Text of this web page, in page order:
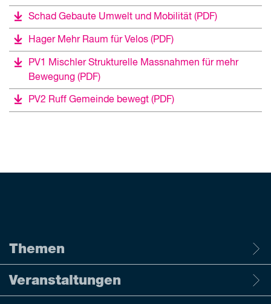
Schad Gebaute Umwelt und Mobilität (PDF)
Hager Mehr Raum für Velos (PDF)
PV1 Mischler Strukturelle Massnahmen für mehr
Bewegung (PDF)
PV2 Ruff Gemeinde bewegt (PDF)
Themen
Veranstaltungen